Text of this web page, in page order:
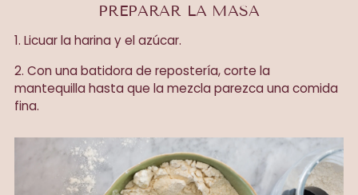
PREPARAR LA MASA
1. Licuar la harina y el azúcar.
2. Con una batidora de repostería, corte la
mantequilla hasta que la mezcla parezca una comida
fina.